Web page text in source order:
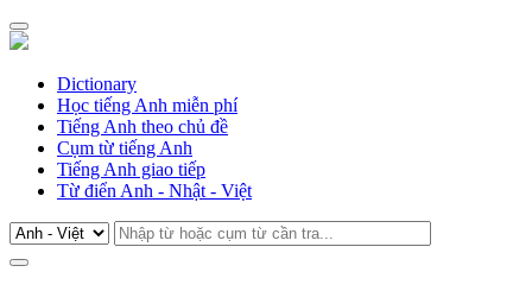
Dictionary
Học tiếng Anh miễn phí
Tiếng Anh theo chủ đề
Cụm từ tiếng Anh
Tiếng Anh giao tiếp
Từ điển Anh - Nhật - Việt